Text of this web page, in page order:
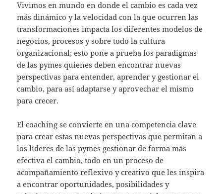
Vivimos en mundo en donde el cambio es cada vez
más dinámico y la velocidad con la que ocurren las
transformaciones impacta los diferentes modelos de
negocios, procesos y sobre todo la cultura
organizacional; esto pone a prueba los paradigmas
de las pymes quienes deben encontrar nuevas
perspectivas para entender, aprender y gestionar el
cambio, para así adaptarse y aprovechar el mismo
para crecer.
El coaching se convierte en una competencia clave
para crear estas nuevas perspectivas que permitan a
los líderes de las pymes gestionar de forma más
efectiva el cambio, todo en un proceso de
acompañamiento reflexivo y creativo que les inspira
a encontrar oportunidades, posibilidades y